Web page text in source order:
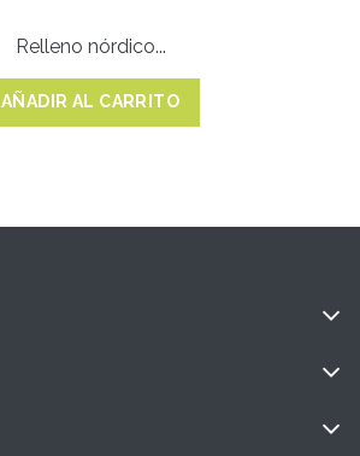
Relleno nórdico...
AÑADIR AL CARRITO